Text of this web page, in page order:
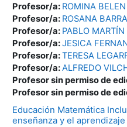
Profesor/a: ROMINA
Profesor/a: ROSANA BARRA
Profesor/a: PABLO
Profesor/a:JESICA
Profesor/a:TERESA
Profesor/a:ALFREDO
Profesor sin permiso de
Profesor sin permiso de
Educación Matemática
enseñanza y el